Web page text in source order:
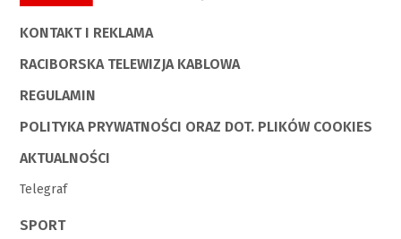
KONTAKT I REKLAMA
RACIBORSKA TELEWIZJA KABLOWA
REGULAMIN
POLITYKA PRYWATNOŚCI ORAZ DOT. PLIKÓW COOKIES
AKTUALNOŚCI
Telegraf
SPORT